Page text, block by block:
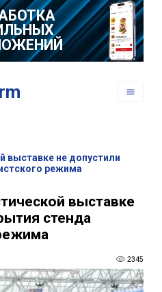
выставке не допустили
режима
выставке
стенда
2345